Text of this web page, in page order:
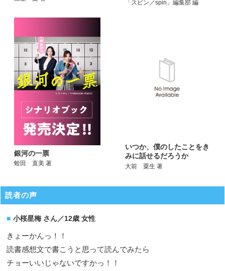
「スピン／spin」編集部 編
銀河の一票
蛭田 直美 著
いつか、僕のしたことをき
みに話せるだろうか
大前 粟生 著
読者の声
小桜星梅 さん／12歳 女性
きょーかんっ！！
読書感想文で書こうと思って読んでみたら
チョーいいじゃないですかっ！！